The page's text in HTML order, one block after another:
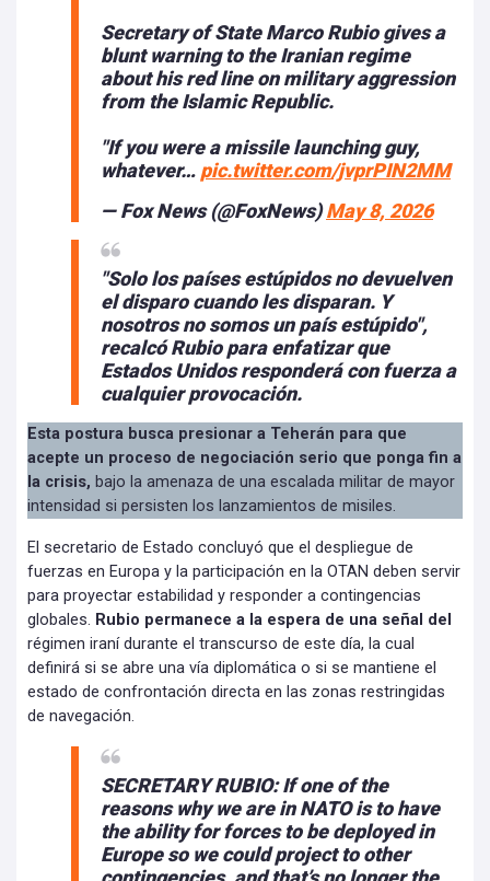
Secretary of State Marco Rubio gives a
blunt warning to the Iranian regime
about his red line on military aggression
from the Islamic Republic.
"If you were a missile launching guy,
whatever… pic.twitter.com/jvprPIN2MM
— Fox News (@FoxNews)May 8, 2026
"Solo los países estúpidos no devuelven
el disparo cuando les disparan. Y
nosotros no somos un país estúpido",
recalcó Rubio para enfatizar que
Estados Unidos responderá con fuerza a
cualquier provocación.
Esta postura busca presionar a Teherán para que
acepte un proceso de negociación serio que ponga fin a
la crisis, bajo la amenaza de una escalada militar de mayor
intensidad si persisten los lanzamientos de misiles.
El secretario de Estado concluyó que el despliegue de
fuerzas en Europa y la participación en la OTAN deben servir
para proyectar estabilidad y responder a contingencias
globales. Rubio permanece a la espera de una señal del
régimen iraní durante el transcurso de este día, la cual
definirá si se abre una vía diplomática o si se mantiene el
estado de confrontación directa en las zonas restringidas
de navegación.
SECRETARY RUBIO: If one of the
reasons why we are in NATO is to have
the ability for forces to be deployed in
Europe so we could project to other